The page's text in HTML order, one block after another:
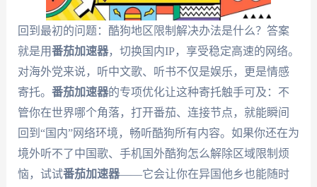
回到最初的问题：酷狗地区限制解决办法是什么？答案
就是用番茄加速器，切换国内IP，享受稳定高速的网络。
对海外党来说，听中文歌、听书不仅是娱乐，更是情感
寄托。 番茄加速器的专项优化让这种寄托触手可及：不
管你在世界哪个角落，打开番茄、连接节点，就能瞬间
回到“国内”网络环境，畅听酷狗所有内容。如果你还在为
境外听不了中国歌、手机国外酷狗怎么解除区域限制烦
恼，试试番茄加速器——它会让你在异国他乡也能随时